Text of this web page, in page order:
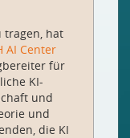
tragen, hat
AI Center
für
KI-​
und
und
die KI